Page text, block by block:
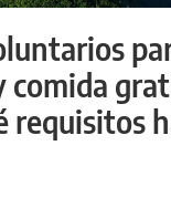
comida
requisitos